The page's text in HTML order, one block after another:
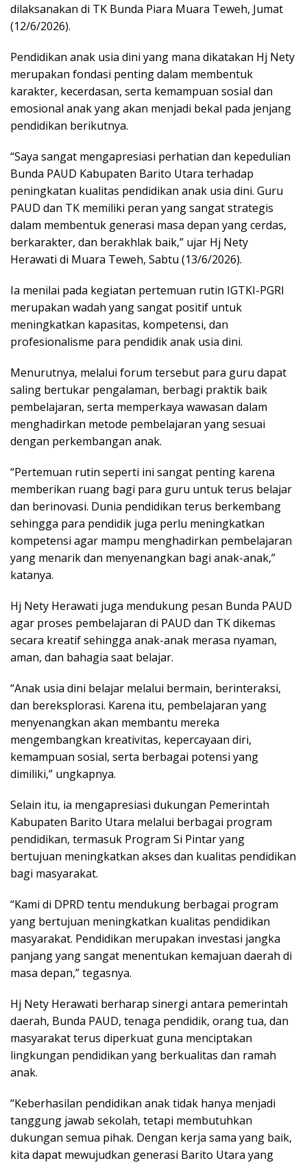
dilaksanakan di TK Bunda Piara Muara Teweh, Jumat
(12/6/2026).
Pendidikan anak usia dini yang mana dikatakan Hj Nety
merupakan fondasi penting dalam membentuk
karakter, kecerdasan, serta kemampuan sosial dan
emosional anak yang akan menjadi bekal pada jenjang
pendidikan berikutnya.
“Saya sangat mengapresiasi perhatian dan kepedulian
Bunda PAUD Kabupaten Barito Utara terhadap
peningkatan kualitas pendidikan anak usia dini. Guru
PAUD dan TK memiliki peran yang sangat strategis
dalam membentuk generasi masa depan yang cerdas,
berkarakter, dan berakhlak baik,” ujar Hj Nety
Herawati di Muara Teweh, Sabtu (13/6/2026).
Ia menilai pada kegiatan pertemuan rutin IGTKI-PGRI
merupakan wadah yang sangat positif untuk
meningkatkan kapasitas, kompetensi, dan
profesionalisme para pendidik anak usia dini.
Menurutnya, melalui forum tersebut para guru dapat
saling bertukar pengalaman, berbagi praktik baik
pembelajaran, serta memperkaya wawasan dalam
menghadirkan metode pembelajaran yang sesuai
dengan perkembangan anak.
“Pertemuan rutin seperti ini sangat penting karena
memberikan ruang bagi para guru untuk terus belajar
dan berinovasi. Dunia pendidikan terus berkembang
sehingga para pendidik juga perlu meningkatkan
kompetensi agar mampu menghadirkan pembelajaran
yang menarik dan menyenangkan bagi anak-anak,”
katanya.
Hj Nety Herawati juga mendukung pesan Bunda PAUD
agar proses pembelajaran di PAUD dan TK dikemas
secara kreatif sehingga anak-anak merasa nyaman,
aman, dan bahagia saat belajar.
“Anak usia dini belajar melalui bermain, berinteraksi,
dan bereksplorasi. Karena itu, pembelajaran yang
menyenangkan akan membantu mereka
mengembangkan kreativitas, kepercayaan diri,
kemampuan sosial, serta berbagai potensi yang
dimiliki,” ungkapnya.
Selain itu, ia mengapresiasi dukungan Pemerintah
Kabupaten Barito Utara melalui berbagai program
pendidikan, termasuk Program Si Pintar yang
bertujuan meningkatkan akses dan kualitas pendidikan
bagi masyarakat.
“Kami di DPRD tentu mendukung berbagai program
yang bertujuan meningkatkan kualitas pendidikan
masyarakat. Pendidikan merupakan investasi jangka
panjang yang sangat menentukan kemajuan daerah di
masa depan,” tegasnya.
Hj Nety Herawati berharap sinergi antara pemerintah
daerah, Bunda PAUD, tenaga pendidik, orang tua, dan
masyarakat terus diperkuat guna menciptakan
lingkungan pendidikan yang berkualitas dan ramah
anak.
“Keberhasilan pendidikan anak tidak hanya menjadi
tanggung jawab sekolah, tetapi membutuhkan
dukungan semua pihak. Dengan kerja sama yang baik,
kita dapat mewujudkan generasi Barito Utara yang